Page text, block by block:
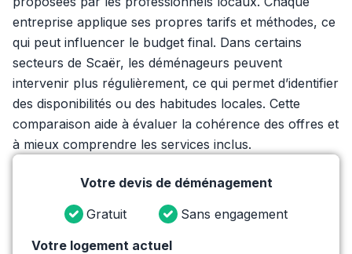
entreprise applique ses propres tarifs et méthodes, ce
qui peut influencer le budget final. Dans certains
secteurs de Scaër, les déménageurs peuvent
intervenir plus régulièrement, ce qui permet d’identifier
des disponibilités ou des habitudes locales. Cette
comparaison aide à évaluer la cohérence des offres et
à mieux comprendre les services inclus.
Votre devis de déménagement
Gratuit
Sans engagement
Votre logement actuel